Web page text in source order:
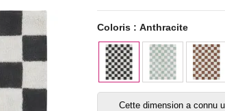
Coloris : Anthracite
Cette dimension a connu